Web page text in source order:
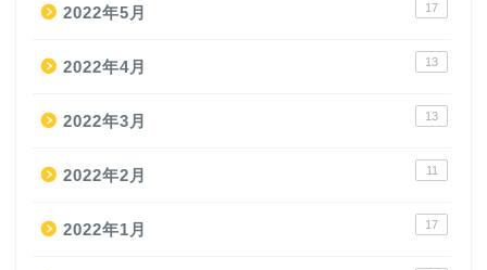
2022年5月 17
2022年4月 13
2022年3月 13
2022年2月 11
2022年1月 17